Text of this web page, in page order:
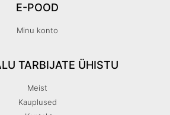
E-POOD
Minu konto
TARBIJATE ÜHISTU
Meist
Kauplused